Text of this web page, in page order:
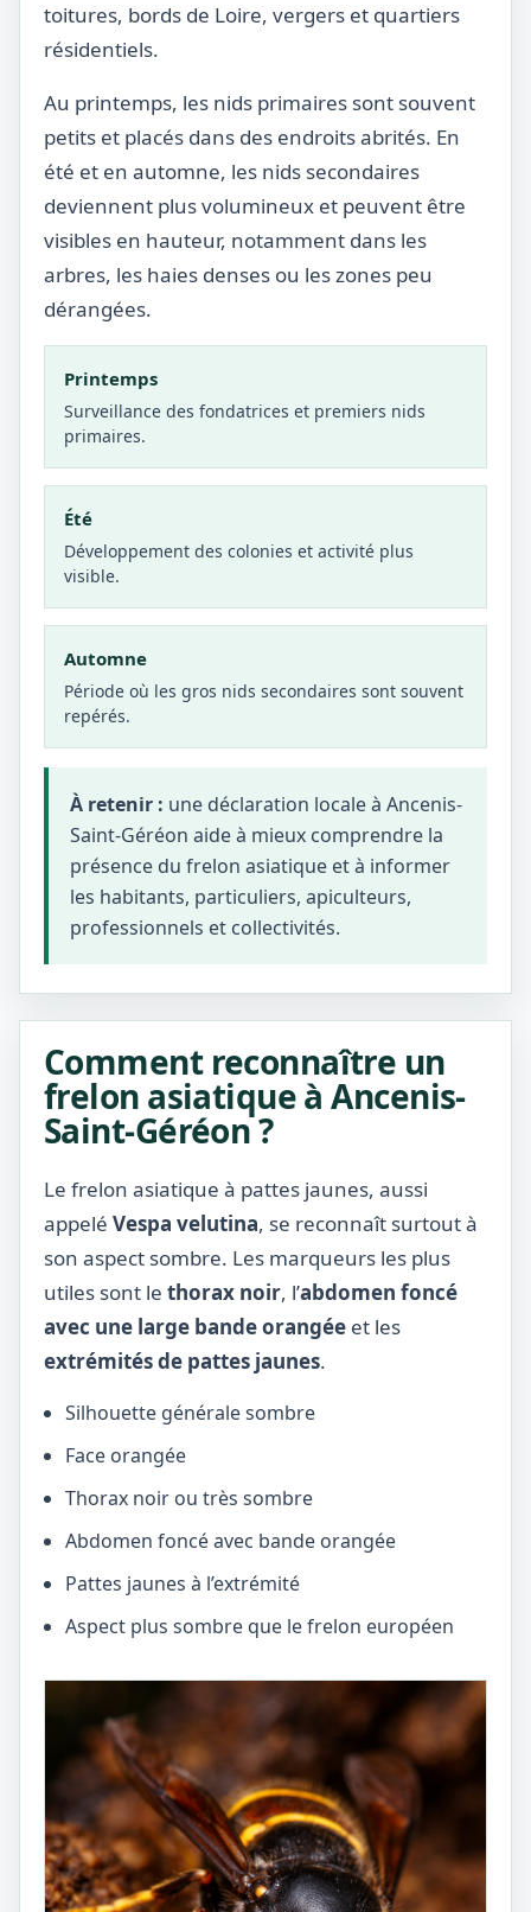
toitures, bords de Loire, vergers et quartiers
résidentiels.
Au printemps, les nids primaires sont souvent
petits et placés dans des endroits abrités. En
été et en automne, les nids secondaires
deviennent plus volumineux et peuvent être
visibles en hauteur, notamment dans les
arbres, les haies denses ou les zones peu
dérangées.
Printemps
Surveillance des fondatrices et premiers nids
primaires.
Été
Développement des colonies et activité plus
visible.
Automne
Période où les gros nids secondaires sont souvent
repérés.
À retenir : une déclaration locale à Ancenis-
Saint-Géréon aide à mieux comprendre la
présence du frelon asiatique et à informer
les habitants, particuliers, apiculteurs,
professionnels et collectivités.
Comment reconnaître un
frelon asiatique à Ancenis-
Saint-Géréon ?
Le frelon asiatique à pattes jaunes, aussi
appelé Vespa velutina, se reconnaît surtout à
son aspect sombre. Les marqueurs les plus
utiles sont le thorax noir, l’abdomen foncé
avec une large bande orangée et les
extrémités de pattes jaunes.
Silhouette générale sombre
Face orangée
Thorax noir ou très sombre
Abdomen foncé avec bande orangée
Pattes jaunes à l’extrémité
Aspect plus sombre que le frelon européen